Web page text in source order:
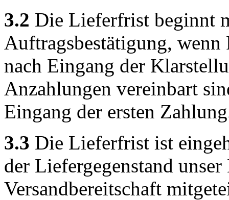
3.2 Die Lieferfrist beginnt
Auftragsbestätigung,
nach Eingang der
Anzahlungen vereinbart
Eingang der ersten
3.3 Die Lieferfrist ist
der Liefergegenstand
Versandbereitschaft